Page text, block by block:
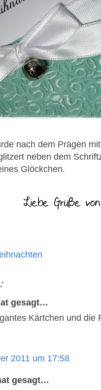
nach dem Prägen
neben dem
Glöckchen.
gesagt…
Kärtchen und die
2011 um 17:58
gesagt…